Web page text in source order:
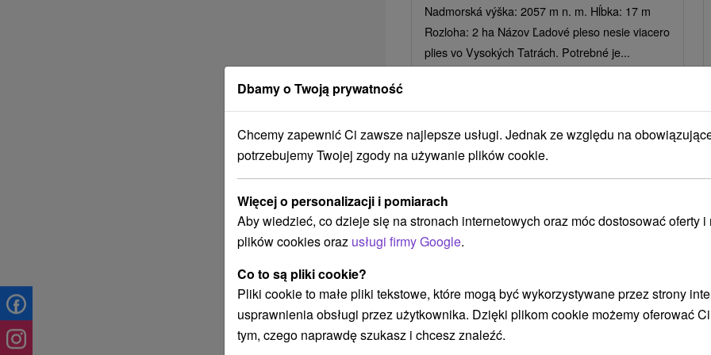
Nadmorská výška: 2057 m n. m. Hĺbka: 17 m
Rozloha: 2 ha Názov Ľadové pleso nesie viacero
plies vo Vysokých Tatrách. Potrebné je...
Ak plánujete navštíviť tieto
Náš TIP
Dbamy o Twoją prywatność
Chcemy zapewnić Ci zawsze najlepsze usługi. Jednak ze względu na
potrzebujemy Twojej zgody na używanie plików cookie.
Więcej o personalizacji i pomiarach
Aby wiedzieć, co dzieje się na stronach internetowych oraz móc dostosować oferty i
plików cookies oraz usługi firmy Google.
Co to są pliki cookie?
Pliki cookie to małe pliki tekstowe, które mogą być wykorzystywane przez strony
usprawnienia obsługi przez użytkownika. Dzięki plikom cookie możemy oferować
tym, czego naprawdę szukasz i chcesz znaleźć.